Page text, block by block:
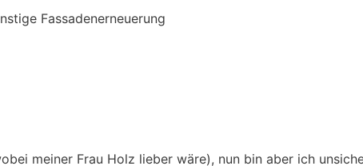
Fassadenerneuerung
meiner Frau Holz lieber wäre), nun bin aber ich